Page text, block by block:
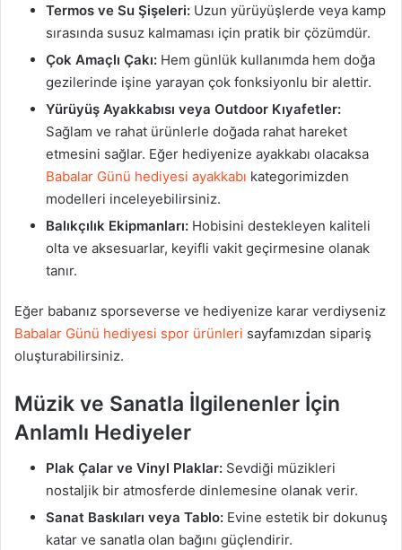
Termos ve Su Şişeleri: Uzun yürüyüşlerde veya kamp
sırasında susuz kalmaması için pratik bir çözümdür.
Çok Amaçlı Çakı: Hem günlük kullanımda hem doğa
gezilerinde işine yarayan çok fonksiyonlu bir alettir.
Yürüyüş Ayakkabısı veya Outdoor Kıyafetler:
Sağlam ve rahat ürünlerle doğada rahat hareket
etmesini sağlar. Eğer hediyenize ayakkabı olacaksa
Babalar Günü hediyesi ayakkabı kategorimizden
modelleri inceleyebilirsiniz.
Balıkçılık Ekipmanları: Hobisini destekleyen kaliteli
olta ve aksesuarlar, keyifli vakit geçirmesine olanak
tanır.
Eğer babanız sporseverse ve hediyenize karar verdiyseniz
Babalar Günü hediyesi spor ürünleri sayfamızdan sipariş
oluşturabilirsiniz.
Müzik ve Sanatla İlgilenenler İçin
Anlamlı Hediyeler
Plak Çalar ve Vinyl Plaklar: Sevdiği müzikleri
nostaljik bir atmosferde dinlemesine olanak verir.
Sanat Baskıları veya Tablo: Evine estetik bir dokunuş
katar ve sanatla olan bağını güçlendirir.